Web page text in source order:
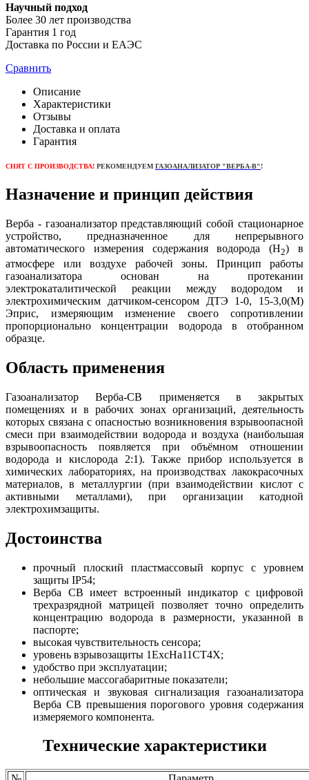
Научный подход
Более 30 лет производства
Гарантия 1 год
Доставка по России и ЕАЭС
Сравнить
Описание
Характеристики
Отзывы
Доставка и оплата
Гарантия
СНЯТ С ПРОИЗВОДСТВА! РЕКОМЕНДУЕМ ГАЗОАНАЛИЗАТОР "ВЕРБА-В"!
Назначение и принцип действия
Верба - газоанализатор представляющий собой стационарное
устройство, предназначенное для непрерывного
автоматического измерения содержания водорода (H2) в
атмосфере или воздухе рабочей зоны. Принцип работы
газоанализатора основан на протекании
электрокаталитической реакции между водородом и
электрохимическим датчиком-сенсором ДТЭ 1-0, 15-3,0(М)
Эприс, измеряющим изменение своего сопротивлении
пропорционально концентрации водорода в отобранном
образце.
Область применения
Газоанализатор Верба-СВ применяется в закрытых
помещениях и в рабочих зонах организаций, деятельность
которых связана с опасностью возникновения взрывоопасной
смеси при взаимодействии водорода и воздуха (наибольшая
взрывоопасность появляется при объёмном отношении
водорода и кислорода 2:1). Также прибор используется в
химических лабораториях, на производствах лакокрасочных
материалов, в металлургии (при взаимодействии кислот с
активными металлами), при организации катодной
электрохимзащиты.
Достоинства
прочный плоский пластмассовый корпус с уровнем
защиты IР54;
Верба СВ имеет встроенный индикатор с цифровой
трехразрядной матрицей позволяет точно определить
концентрацию водорода в размерности, указанной в
паспорте;
высокая чувствительность сенсора;
уровень взрывозащиты 1ЕхсНа11СТ4Х;
удобство при эксплуатации;
небольшие массогабаритные показатели;
оптическая и звуковая сигнализация газоанализатора
Верба СВ превышения порогового уровня содержания
измеряемого компонента.
Технические характеристики